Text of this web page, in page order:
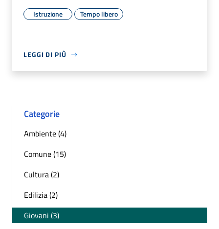
Istruzione Tempo libero
LEGGI DI PIÙ
Categorie
Ambiente (4)
Comune (15)
Cultura (2)
Edilizia (2)
Giovani (3)